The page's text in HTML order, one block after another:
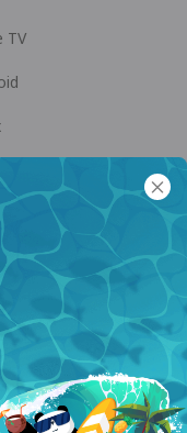
TV
TV
ร่วมมือ
นธมิตร